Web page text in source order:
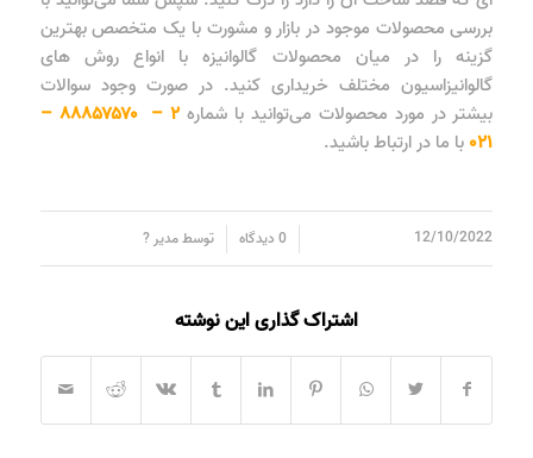
بررسی محصولات موجود در بازار و مشورت با یک متخصص بهترین
گزینه را در میان محصولات گالوانیزه با انواع روش های
گالوانیزاسیون مختلف خریداری کنید. در صورت وجود سوالات
بیشتر در مورد محصولات می‌توانید با شماره
۲ – ۸۸۸۵۷۵۷۰ –
۰۲۱ با ما در ارتباط باشید.
12/10/2022 0 دیدگاه توسطمدیر ?
اشتراک گذاری این نوشته